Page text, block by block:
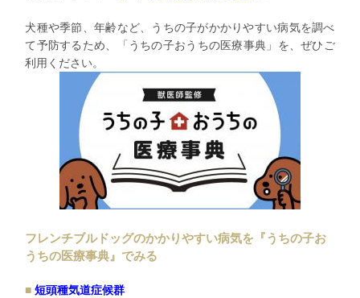
犬種や季節、年齢など、
うちの子がかかりやすい病気を調べ
て予防するため、「うちの子おうちの医療事典」を、ぜひご
利用ください。
フレンチブルドッグのかかりやすい病気を『うちの子お
うちの医療事典』でみる
短頭種気道症候群